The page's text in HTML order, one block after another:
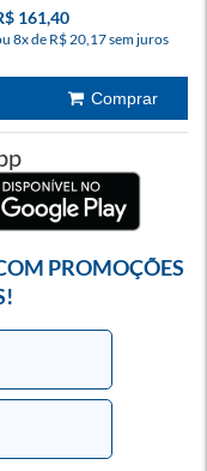
161,40
8x de R$ 20,17 sem juros
PROMOÇÕES